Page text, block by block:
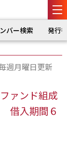
バー検索 発行
週月曜日更新
ァンド組成
借入期間６